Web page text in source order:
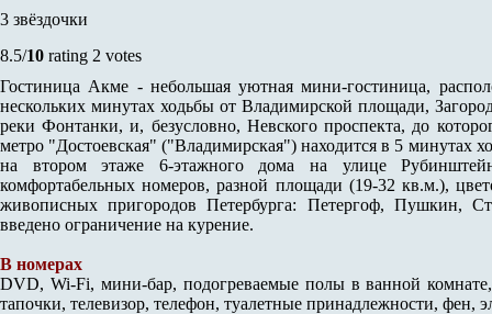
3 звёздочки
8.5/10 rating 2 votes
Гостиница Акме - небольшая уютная мини-гостиница,
нескольких минутах ходьбы от Владимирской площади,
реки Фонтанки, и, безусловно, Невского проспекта, до
метро "Достоевская" ("Владимирская") находится в 5 минутах
на втором этаже 6-этажного дома на улице
комфортабельных номеров, разной площади (19-32 кв.м.),
живописных пригородов Петербурга: Петергоф, Пушкин,
введено ограничение на курение.
В номерах
DVD, Wi-Fi, мини-бар, подогреваемые полы в ванной комнате,
тапочки, телевизор, телефон, туалетные принадлежности, фен,